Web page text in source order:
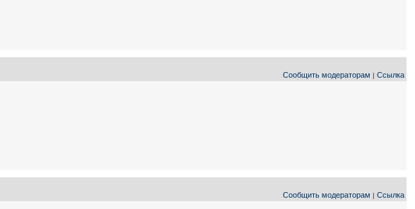
Сообщить модераторам | Ссылка
Сообщить модераторам | Ссылка